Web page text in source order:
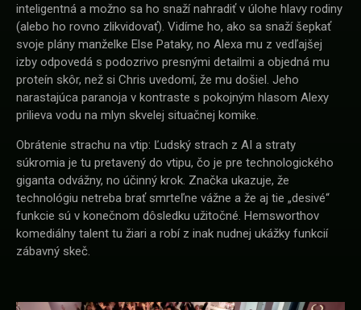
inteligentná a možno sa ho snaží nahradiť v úlohe hlavy rodiny
(alebo ho rovno zlikvidovať). Vidíme ho, ako sa snaží šepkať
svoje plány manželke Else Pataky, no Alexa mu z vedľajšej
izby odpovedá s podozrivo presnými detailmi a objedná mu
proteín skôr, než si Chris uvedomí, že mu došiel. Jeho
narastajúca paranoja v kontraste s pokojným hlasom Alexy
prilieva vodu na mlyn skvelej situačnej komike.
Obrátenie strachu na vtip: Ľudský strach z AI a straty
súkromia je tu pretavený do vtipu, čo je pre technologického
giganta odvážny, no účinný krok. Značka ukazuje, že
technológiu netreba brať smrteľne vážne a že aj tie „desivé“
funkcie sú v konečnom dôsledku užitočné. Hemsworthov
komediálny talent tu žiari a robí z inak nudnej ukážky funkcií
zábavný skeč.